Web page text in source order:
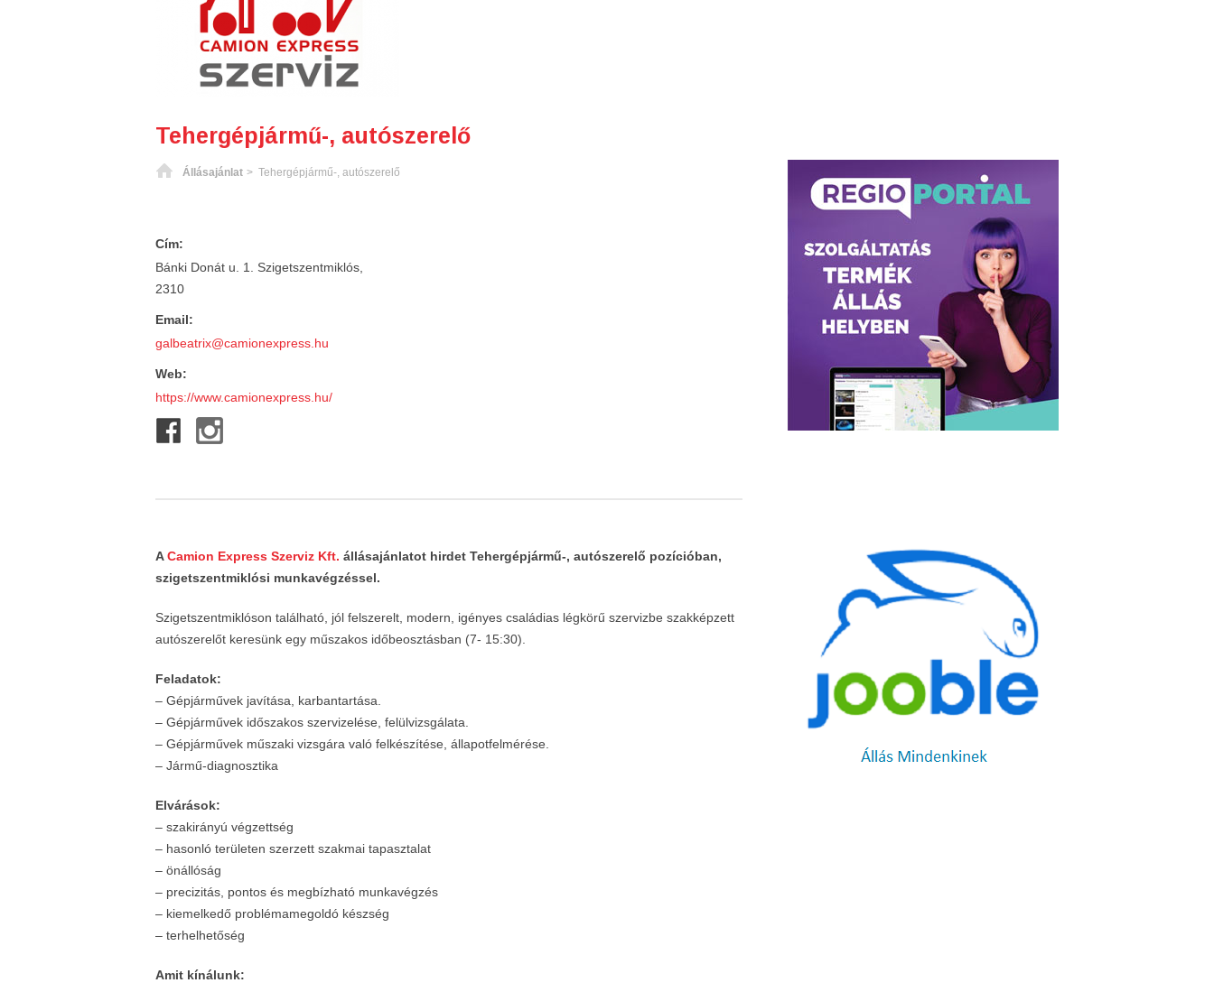
Tehergépjármű-, autószerelő
Főoldal
Állásajánlat > Tehergépjármű-, autószerelő
Cím:
Bánki Donát u. 1. Szigetszentmiklós,
2310
Email:
galbeatrix@camionexpress.hu
Web:
https://www.camionexpress.hu/
ACamion Express Szerviz Kft. állásajánlatot hirdet Tehergépjármű-, autószerelő pozícióban,
szigetszentmiklósi munkavégzéssel.
Szigetszentmiklóson található, jól felszerelt, modern, igényes családias légkörű szervizbe szakképzett
autószerelőt keresünk egy műszakos időbeosztásban (7- 15:30).
Feladatok:
– Gépjárművek javítása, karbantartása.
– Gépjárművek időszakos szervizelése, felülvizsgálata.
– Gépjárművek műszaki vizsgára való felkészítése, állapotfelmérése.
– Jármű-diagnosztika
Elvárások:
– szakirányú végzettség
– hasonló területen szerzett szakmai tapasztalat
– önállóság
– precizitás, pontos és megbízható munkavégzés
– kiemelkedő problémamegoldó készség
– terhelhetőség
Amit kínálunk: